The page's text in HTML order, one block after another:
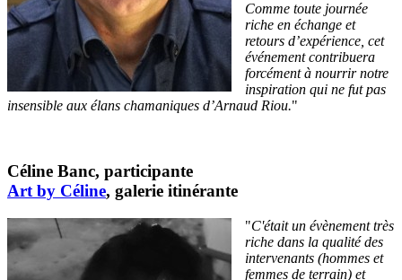
Comme toute journée
riche en échange et
retours d’expérience, cet
événement contribuera
forcément à nourrir notre
inspiration qui ne fut pas
insensible aux élans chamaniques d’Arnaud Riou."
Céline Banc, participante
Art by Céline, galerie itinérante
"C'était un évènement très
riche dans la qualité des
intervenants (hommes et
femmes de terrain) et